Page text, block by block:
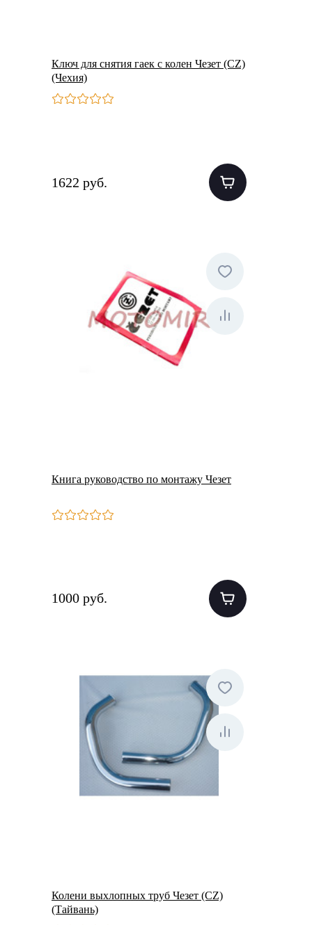
Ключ для снятия гаек с колен Чезет (CZ)
(Чехия)
1622 руб.
Книга руководство по монтажу Чезет
1000 руб.
Колени выхлопных труб Чезет (CZ)
(Тайвань)